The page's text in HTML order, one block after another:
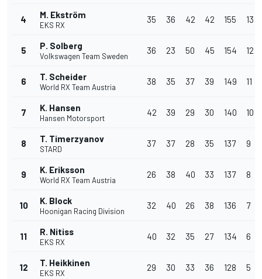
4 M. Ekström
EKS RX
35 36 42 42 155 13
5 P. Solberg
Volkswagen Team Sweden
36 23 50 45 154 12
6 T. Scheider
World RX Team Austria
38 35 37 39 149 11
7 K. Hansen
Hansen Motorsport
42 39 29 30 140 10
8 T. Timerzyanov
STARD
37 37 28 35 137 9
9 K. Eriksson
World RX Team Austria
26 38 40 33 137 8
10 K. Block
Hoonigan Racing Division
32 40 26 38 136 7
11 R. Nitiss
EKS RX
40 32 35 27 134 6
12 T. Heikkinen
EKS RX
29 30 33 36 128 5